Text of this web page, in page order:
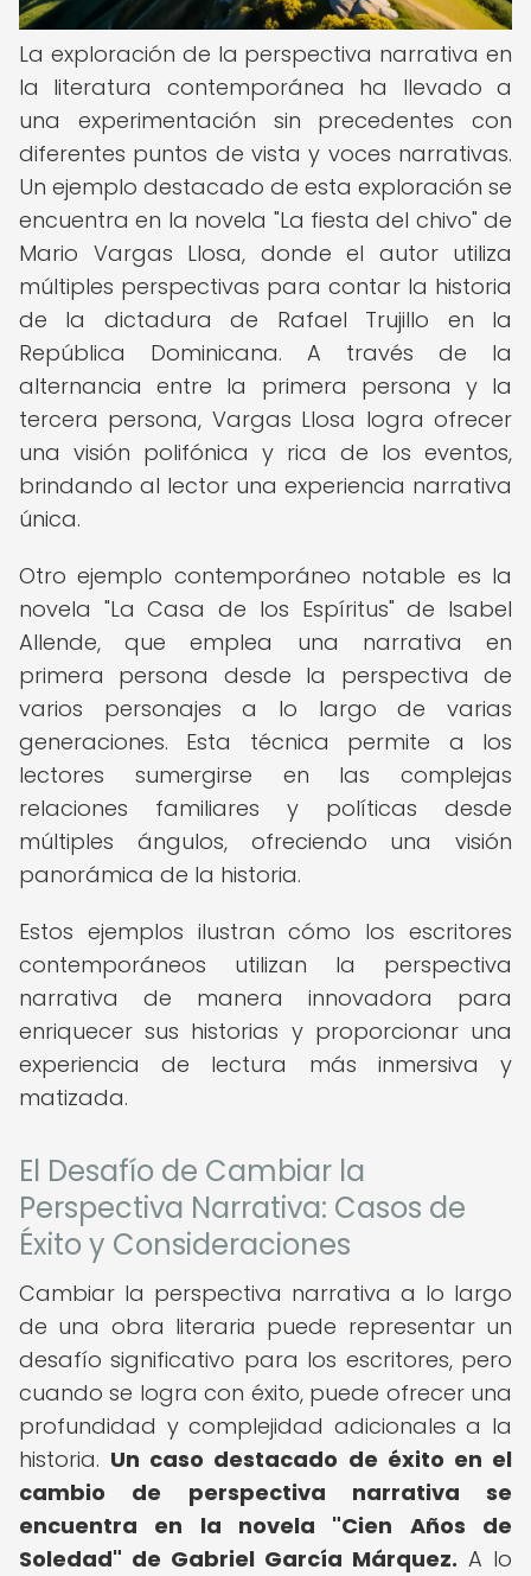
La exploración de la perspectiva narrativa en
la literatura contemporánea ha llevado a
una experimentación sin precedentes con
diferentes puntos de vista y voces narrativas.
Un ejemplo destacado de esta exploración se
encuentra en la novela "La fiesta del chivo" de
Mario Vargas Llosa, donde el autor utiliza
múltiples perspectivas para contar la historia
de la dictadura de Rafael Trujillo en la
República Dominicana. A través de la
alternancia entre la primera persona y la
tercera persona, Vargas Llosa logra ofrecer
una visión polifónica y rica de los eventos,
brindando al lector una experiencia narrativa
única.
Otro ejemplo contemporáneo notable es la
novela "La Casa de los Espíritus" de Isabel
Allende, que emplea una narrativa en
primera persona desde la perspectiva de
varios personajes a lo largo de varias
generaciones. Esta técnica permite a los
lectores sumergirse en las complejas
relaciones familiares y políticas desde
múltiples ángulos, ofreciendo una visión
panorámica de la historia.
Estos ejemplos ilustran cómo los escritores
contemporáneos utilizan la perspectiva
narrativa de manera innovadora para
enriquecer sus historias y proporcionar una
experiencia de lectura más inmersiva y
matizada.
El Desafío de Cambiar la
Perspectiva Narrativa: Casos de
Éxito y Consideraciones
Cambiar la perspectiva narrativa a lo largo
de una obra literaria puede representar un
desafío significativo para los escritores, pero
cuando se logra con éxito, puede ofrecer una
profundidad y complejidad adicionales a la
historia. Un caso destacado de éxito en el
cambio de perspectiva narrativa se
encuentra en la novela "Cien Años de
Soledad" de Gabriel García Márquez. A lo